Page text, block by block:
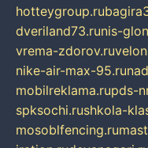
hotteygroup.ru
dveriland73.runis-
vrema-zdorov.ru
nike-air-max-95.ru
mobilreklama.rupds-
spksochi.rushkola-
mosoblfencing.ru